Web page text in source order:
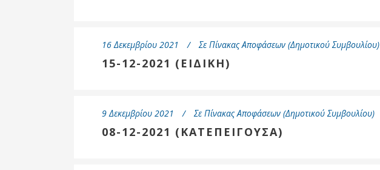
16 Δεκεμβρίου 2021 Σε Πίνακας Αποφάσεων (Δημοτικού Συμβουλίου)
15-12-2021 (ΕΙΔΙΚΗ)
9 Δεκεμβρίου 2021 Σε Πίνακας Αποφάσεων (Δημοτικού Συμβουλίου)
08-12-2021 (ΚΑΤΕΠΕΙΓΟΥΣΑ)